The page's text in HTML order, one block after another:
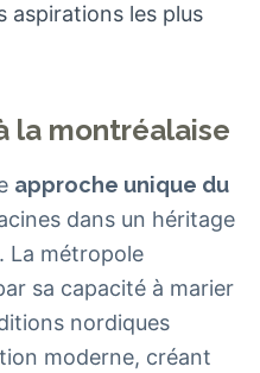
aspirations les plus
la montréalaise
approche unique du
dans un héritage
La métropole
sa capacité à marier
nordiques
moderne, créant